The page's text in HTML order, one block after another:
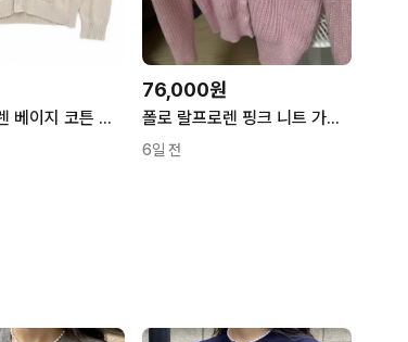
폴로 랄프로렌 베이지 코튼 가디건 105
76,000원
폴로 랄프로렌 핑크 니트 가디건
6일 전